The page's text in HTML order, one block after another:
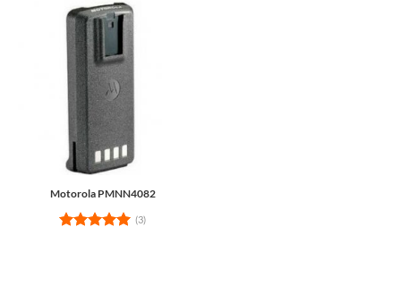
Motorola PMNN4082
(3)